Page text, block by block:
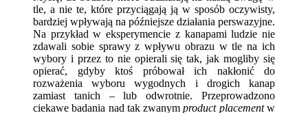
tle, a nie te, które przyciągają ją w sposób oczywisty,
bardziej wpływają na późniejsze działania perswazyjne.
Na przykład w eksperymencie z kanapami ludzie nie
zdawali sobie sprawy z wpływu obrazu w tle na ich
wybory i przez to nie opierali się tak, jak mogliby się
opierać, gdyby ktoś próbował ich nakłonić do
rozważenia wyboru wygodnych i drogich kanap
zamiast tanich – lub odwrotnie. Przeprowadzono
ciekawe badania nad tak zwanymproduct placementw